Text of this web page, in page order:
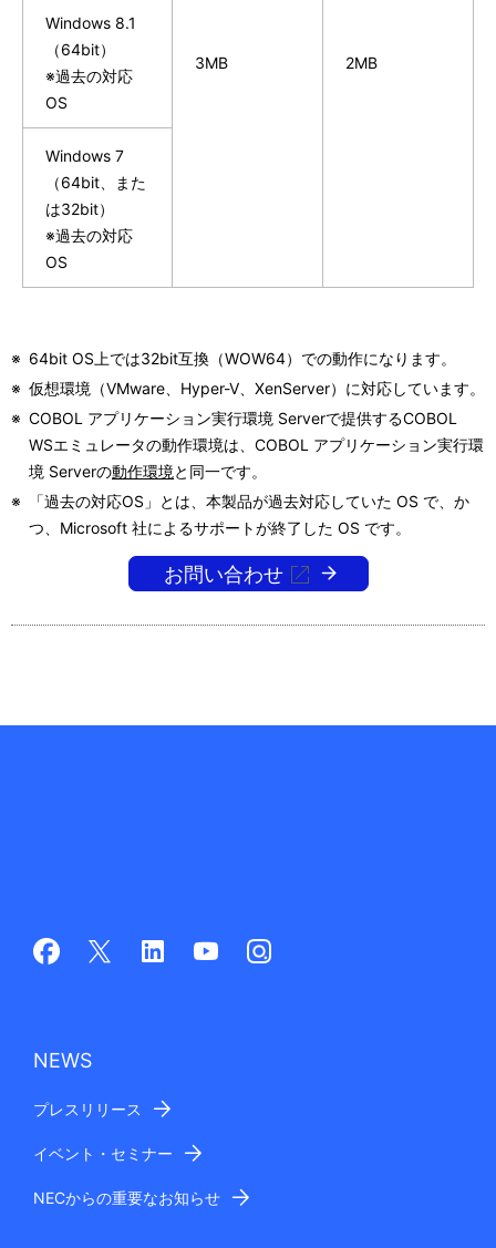
3MB 2MB
Windows 8.1
（64bit）
※過去の対応
OS
Windows 7
（64bit、また
は32bit）
※過去の対応
OS
※ 64bit OS上では32bit互換（WOW64）での動作になります。
※ 仮想環境（VMware、Hyper-V、XenServer）に対応しています。
※ COBOL アプリケーション実行環境 Serverで提供するCOBOL
WSエミュレータの動作環境は、COBOL アプリケーション実行環
境 Serverの動作環境と同一です。
※
「過去の対応OS」とは、本製品が過去対応していた OS で、か
つ、Microsoft 社によるサポートが終了した OS です。
お問い合わせ
NEWS
プレスリリース
イベント・セミナー
NECからの重要なお知らせ